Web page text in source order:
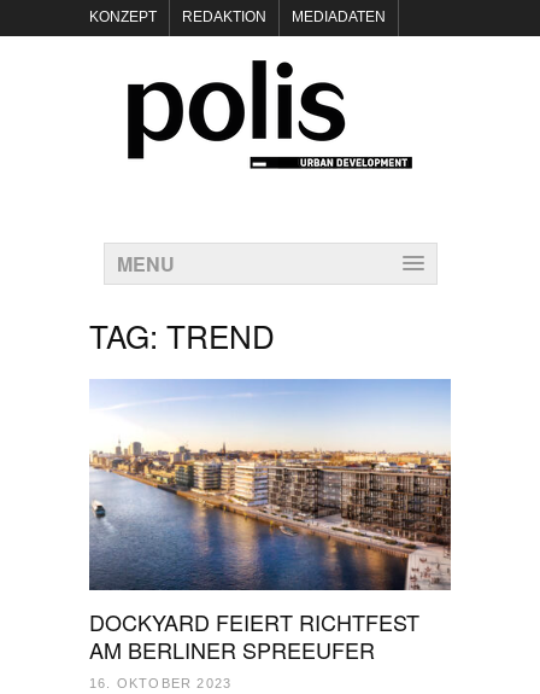
KONZEPT REDAKTION MEDIADATEN
POLIS KEYNOTES
KONTAKT DATENSCHUTZ IMPRESSUM
MENU
TAG: TREND
DOCKYARD FEIERT RICHTFEST
AM BERLINER SPREEUFER
16. OKTOBER 2023